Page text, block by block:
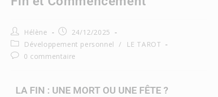
Hélène
24/12/2025
Développement personnel
/
LE TAROT
0 commentaire
LA FIN : UNE MORT OU UNE FÊTE ?